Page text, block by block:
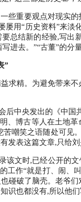
些重要观点对现实
屡用“历史资料”来
总结新的经验,写出
进去。”“古董”的分
”
求精。为避免带来
后中央发出的《中
、博古等人在土地
嘲笑之语随处可见
发表这篇文章,只给
该文时,已经公开的
工作“就是打、闹、
碰破了脑壳。老爷
识也都没有,所以他